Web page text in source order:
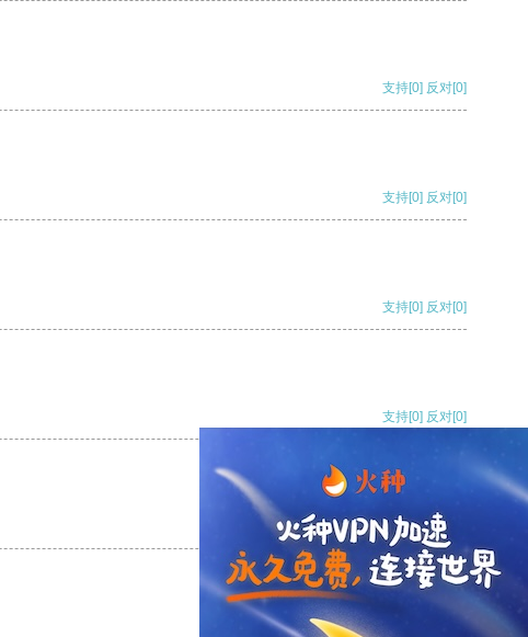
支持[0] 反对[0]
支持[0] 反对[0]
支持[0] 反对[0]
支持[0] 反对[0]
支持[0] 反对